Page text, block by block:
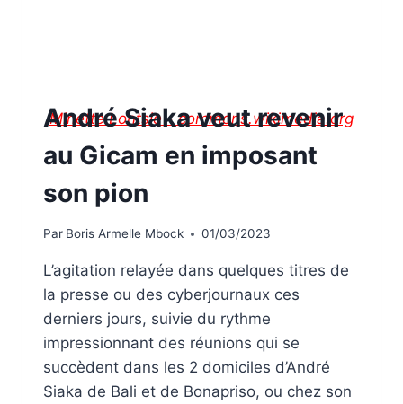
Minette Lontsie - commons.wikimedia.org
André Siaka veut revenir
au Gicam en imposant
son pion
Par Boris Armelle Mbock 01/03/2023
L’agitation relayée dans quelques titres de
la presse ou des cyberjournaux ces
derniers jours, suivie du rythme
impressionnant des réunions qui se
succèdent dans les 2 domiciles d’André
Siaka de Bali et de Bonapriso, ou chez son